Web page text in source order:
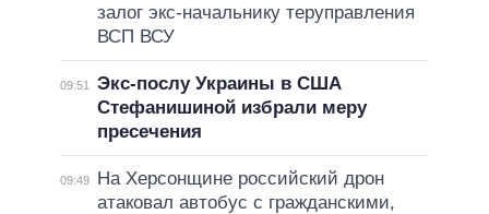
залог экс-начальнику теруправления
ВСП ВСУ
09:51
Экс-послу Украины в США
Стефанишиной избрали меру
пресечения
09:49
На Херсонщине российский дрон
атаковал автобус с гражданскими,